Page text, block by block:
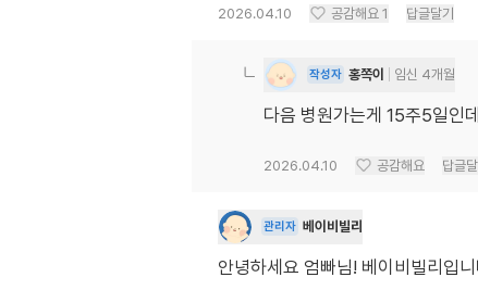
2026.04.10 공감해요 1 답글달기
작성자 홍쪽이 임신 4개월
다음 병원가는게 15주5일인
2026.04.10 공감해요 답글
관리자 베이비빌리
안녕하세요 엄빠님! 베이비빌리입